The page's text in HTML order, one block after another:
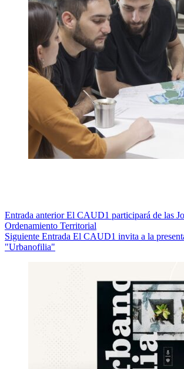
Entrada anteriorEl CAUD1 participará de las
Ordenamiento Territorial
Siguiente Entrada El CAUD1 invita a la
"Urbanofilia"